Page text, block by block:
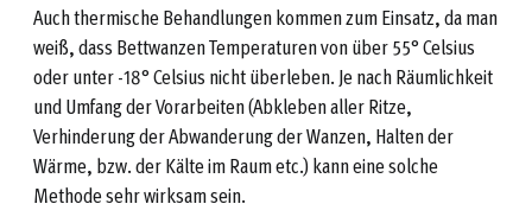
Auch thermische Behandlungen kommen zum Einsatz, da man
weiß, dass Bettwanzen Temperaturen von über 55° Celsius
oder unter -18° Celsius nicht überleben. Je nach Räumlichkeit
und Umfang der Vorarbeiten (Abkleben aller Ritze,
Verhinderung der Abwanderung der Wanzen, Halten der
Wärme, bzw. der Kälte im Raum etc.) kann eine solche
Methode sehr wirksam sein.